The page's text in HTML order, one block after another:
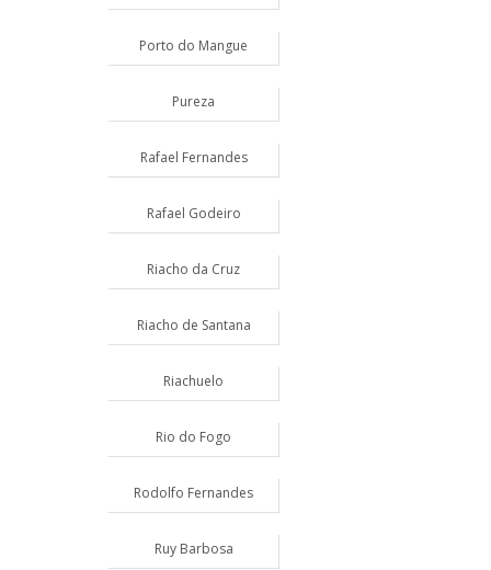
Porto do Mangue
Pureza
Rafael Fernandes
Rafael Godeiro
Riacho da Cruz
Riacho de Santana
Riachuelo
Rio do Fogo
Rodolfo Fernandes
Ruy Barbosa